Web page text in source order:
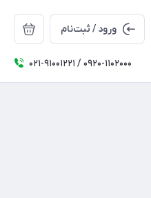
ورود / ثبت‌نام
۰۲۱-91001221 / 0920-1102000